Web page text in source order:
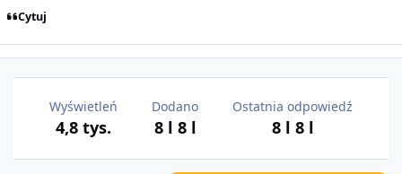
Cytuj
Wyświetleń
4,8 tys.
Dodano
8 l 8 l
Ostatnia odpowiedź
8 l 8 l